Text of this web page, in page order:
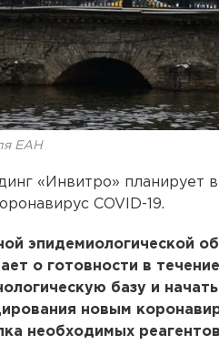
ЕАН
«Инвитро» планирует в
COVID-19.
эпидемиологической
о готовности в
базу и
новым
необходимых